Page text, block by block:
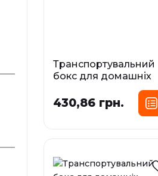
Транспортувальний
бокс для домашніх
тварин маленький
SMALL AMTRA,
23х15х16 см
430,86 грн.